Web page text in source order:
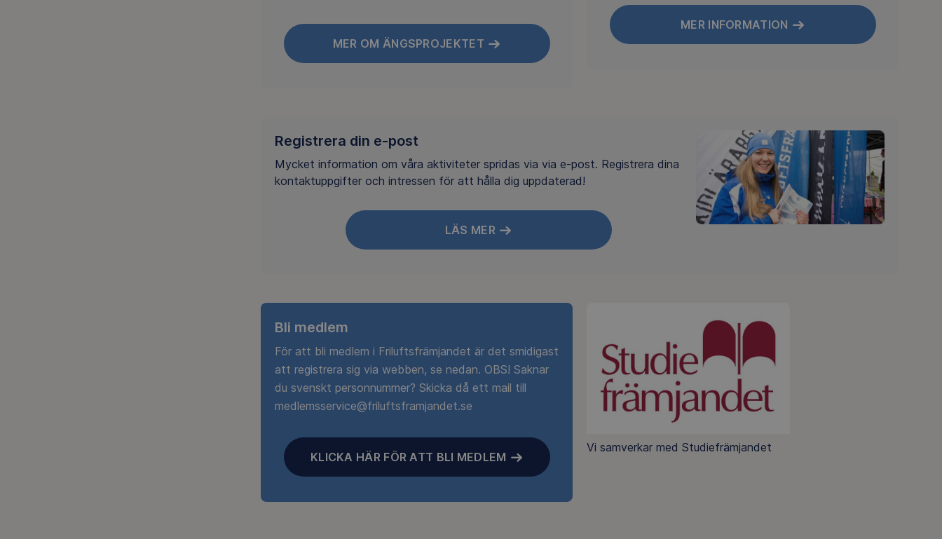
MER OM ÄNGSPROJEKTET
MER INFORMATION
Registrera din e-post
Mycket information om våra aktiviteter spridas via via e-post. Registrera dina
kontaktuppgifter och intressen för att hålla dig uppdaterad!
LÄS MER
Bli medlem
För att bli medlem i Friluftsfrämjandet är det smidigast
att registrera sig via webben, se nedan. OBS! Saknar
du svenskt personnummer? Skicka då ett mail till
medlemsservice@friluftsframjandet.se
KLICKA HÄR FÖR ATT BLI MEDLEM
Vi samverkar med Studiefrämjandet